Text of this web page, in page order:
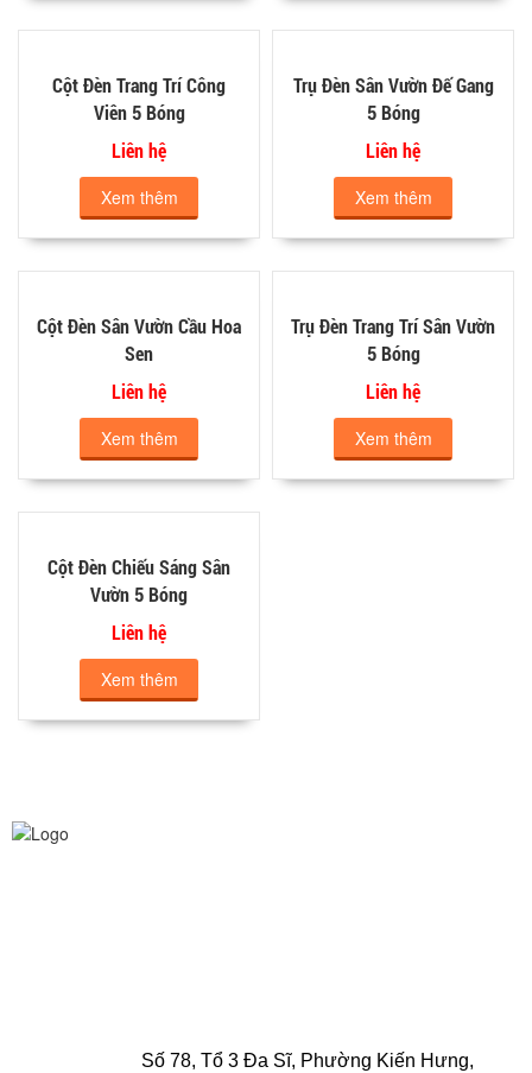
Cột Đèn Trang Trí Công
Viên 5 Bóng
Liên hệ
Xem thêm
Trụ Đèn Sân Vườn Đế Gang
5 Bóng
Liên hệ
Xem thêm
Cột Đèn Sân Vườn Cầu Hoa
Sen
Liên hệ
Xem thêm
Trụ Đèn Trang Trí Sân Vườn
5 Bóng
Liên hệ
Xem thêm
Cột Đèn Chiếu Sáng Sân
Vườn 5 Bóng
Liên hệ
Xem thêm
Số 78, Tổ 3 Đa Sĩ, Phường Kiến Hưng,